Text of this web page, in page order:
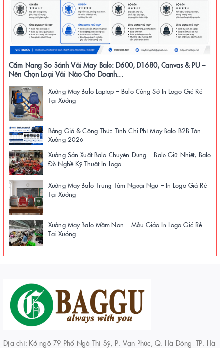
Cẩm Nang So Sánh Vải May Balo: D600, D1680, Canvas & PU –
Nên Chọn Loại Vải Nào Cho Doanh...
Xưởng May Balo Laptop – Balo Công Sở In Logo Giá Rẻ
Tại Xưởng
Bảng Giá & Công Thức Tính Chi Phí May Balo B2B Tận
Xưởng 2026
Xưởng Sản Xuất Balo Chuyên Dụng – Balo Giữ Nhiệt, Balo
Đồ Nghề Kỹ Thuật In Logo
Xưởng May Balo Trung Tâm Ngoại Ngữ – In Logo Giá Rẻ
Tại Xưởng
Xưởng May Balo Mầm Non – Mẫu Giáo In Logo Giá Rẻ
Tại Xưởng
Địa chỉ: K6 ngõ 79 Phố Ngô Thì Sỹ, P. Vạn Phúc, Q. Hà Đông, TP. Hà